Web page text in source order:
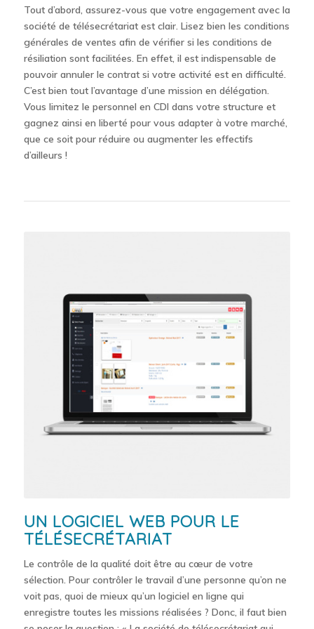
Tout d’abord, assurez-vous que votre engagement avec la
société de télésecrétariat est clair. Lisez bien les conditions
générales de ventes afin de vérifier si les conditions de
résiliation sont facilitées. En effet, il est indispensable de
pouvoir annuler le contrat si votre activité est en difficulté.
C’est bien tout l’avantage d’une mission en délégation.
Vous limitez le personnel en CDI dans votre structure et
gagnez ainsi en liberté pour vous adapter à votre marché,
que ce soit pour réduire ou augmenter les effectifs
d’ailleurs !
UN LOGICIEL WEB POUR LE
TÉLÉSECRÉTARIAT
Le contrôle de la qualité doit être au cœur de votre
sélection. Pour contrôler le travail d’une personne qu’on ne
voit pas, quoi de mieux qu’un logiciel en ligne qui
enregistre toutes les missions réalisées ? Donc, il faut bien